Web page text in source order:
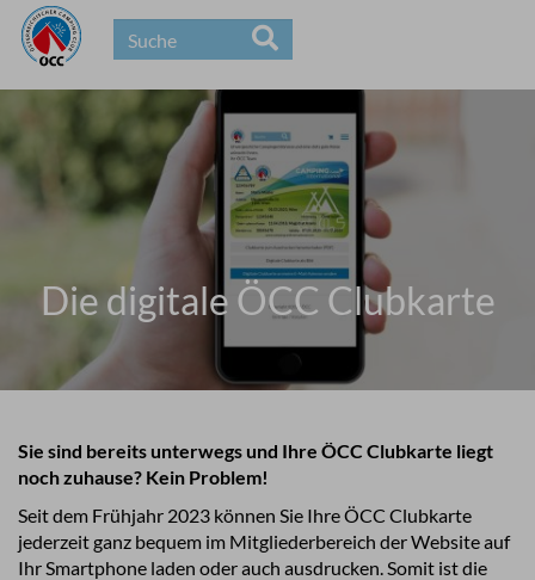
Die digitale ÖCC Clubkarte
Sie sind bereits unterwegs und Ihre ÖCC Clubkarte liegt
noch zuhause? Kein Problem!
Seit dem Frühjahr 2023 können Sie Ihre ÖCC Clubkarte
jederzeit ganz bequem im Mitgliederbereich der Website auf
Ihr Smartphone laden oder auch ausdrucken. Somit ist die